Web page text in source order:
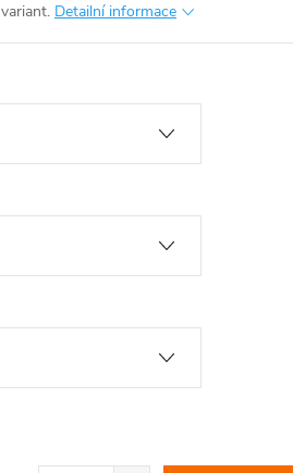
Detailní informace